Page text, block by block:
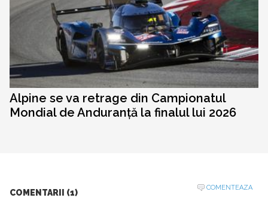
Alpine se va retrage din Campionatul
Mondial de Anduranță la finalul lui 2026
COMENTARII (1)
COMENTEAZA